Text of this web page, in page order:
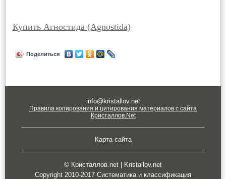
Купить Агностида (Agnostida)
Поделиться
info@kristallov.net
Правила копирования и цитирования материалов с сайта
Кристаллов.Net
Карта сайта
© Кристаллов.net | Kristallov.net
Copyright 2010-2017 Систематика и классификация